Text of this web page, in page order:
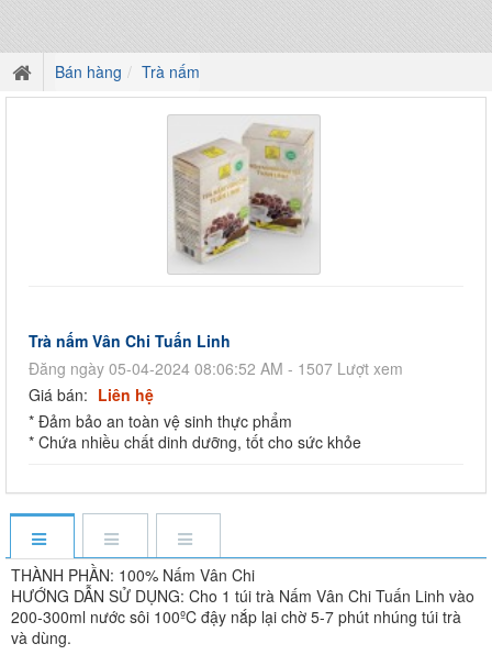
Bán hàng Trà nấm
Trà nấm Vân Chi Tuấn Linh
Đăng ngày 05-04-2024 08:06:52 AM - 1507 Lượt xem
Giá bán: Liên hệ
* Đảm bảo an toàn vệ sinh thực phẩm
* Chứa nhiều chất dinh dưỡng, tốt cho sức khỏe
THÀNH PHẦN: 100% Nấm Vân Chi
HƯỚNG DẪN SỬ DỤNG: Cho 1 túi trà Nấm Vân Chi Tuấn Linh vào
200-300ml nước sôi 100ºC đậy nắp lại chờ 5-7 phút nhúng túi trà
và dùng.